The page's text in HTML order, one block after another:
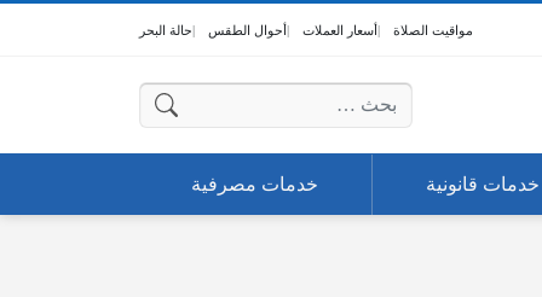
مواقيت الصلاة أسعار العملات أحوال الطقس حالة البحر
البحث عن:
خدمات قانونية خدمات مصرفية